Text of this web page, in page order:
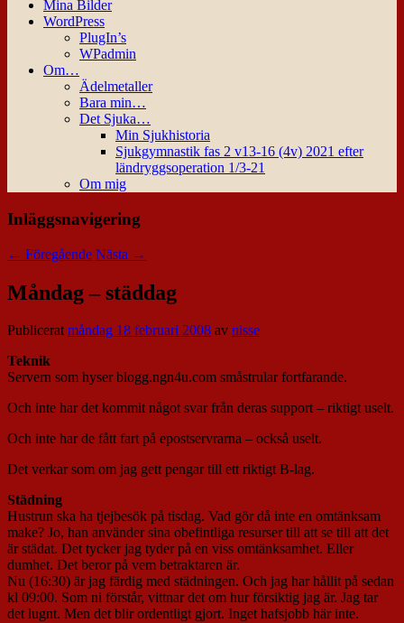
Mina Bilder
WordPress
PlugIn’s
WPadmin
Om…
Ädelmetaller
Bara min…
Det Sjuka…
Min Sjukhistoria
Sjukgymnastik fas 2 v13-16 (4v) 2021 efter
ländryggsoperation 1/3-21
Om mig
Inläggsnavigering
← Föregående Nästa →
Måndag – städdag
Publiceratmåndag 18 februari 2008 av nisse
Teknik
Servern som hyser blogg.ngn4u.com småstrular fortfarande.
Och inte har det kommit något svar från deras support – riktigt uselt.
Och inte har de fått fart på epostservrarna – också uselt.
Det verkar som om jag gett pengar till ett riktigt B-lag.
Städning
Hustrun ska ha tjejbesök på tisdag. Vad gör då inte en omtänksam
make? Jo, han använder sina obefintliga resurser till att se till att det
är städat. Det tycker jag tyder på en viss omtänksamhet. Eller
dumhet. Det beror på vem betraktaren är.
Nu (16:30) är jag färdig med städningen. Och jag har hållit på sedan
kl 09:00. Som ni förstår, vittnar det om hur försiktig jag är. Jag tar
det lugnt. Men det blir ordentligt gjort. Inget hafsjobb här inte.